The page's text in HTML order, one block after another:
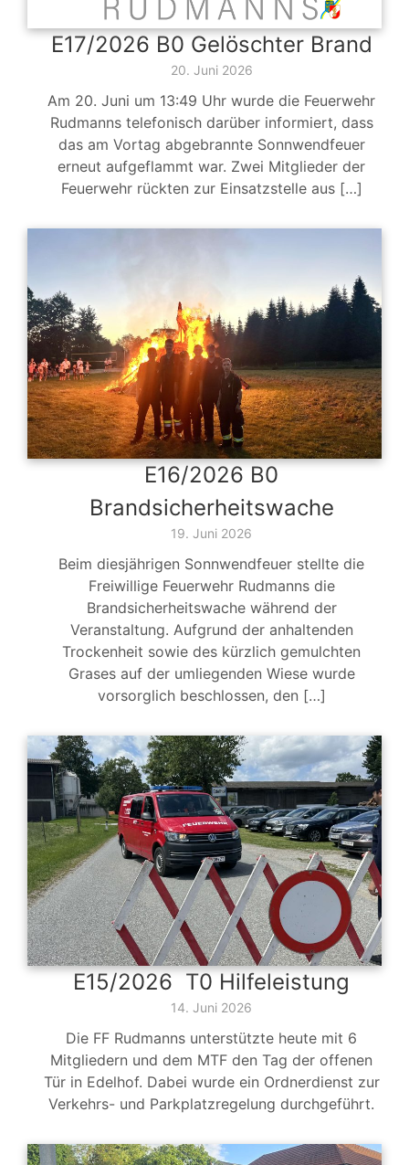
E17/2026 B0 Gelöschter Brand
20. Juni 2026
Am 20. Juni um 13:49 Uhr wurde die Feuerwehr
Rudmanns telefonisch darüber informiert, dass
das am Vortag abgebrannte Sonnwendfeuer
erneut aufgeflammt war. Zwei Mitglieder der
Feuerwehr rückten zur Einsatzstelle aus […]
E16/2026 B0
Brandsicherheitswache
19. Juni 2026
Beim diesjährigen Sonnwendfeuer stellte die
Freiwillige Feuerwehr Rudmanns die
Brandsicherheitswache während der
Veranstaltung. Aufgrund der anhaltenden
Trockenheit sowie des kürzlich gemulchten
Grases auf der umliegenden Wiese wurde
vorsorglich beschlossen, den […]
E15/2026 T0 Hilfeleistung
14. Juni 2026
Die FF Rudmanns unterstützte heute mit 6
Mitgliedern und dem MTF den Tag der offenen
Tür in Edelhof. Dabei wurde ein Ordnerdienst zur
Verkehrs- und Parkplatzregelung durchgeführt.